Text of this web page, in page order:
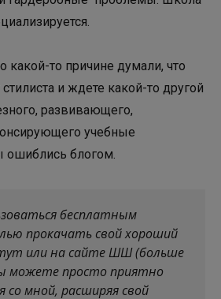
какой-то причине думали, что
и ждете какой-то другой
развивающего,
учебные
блогом.
бесплатным
прокачать свой хороший
тут или на сайте ШШ (больше
можете просто приятно
со мной, расширяя свой